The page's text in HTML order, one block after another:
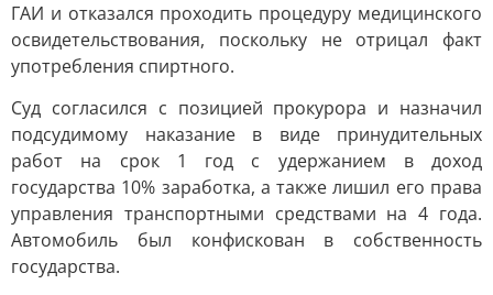
ГАИ и отказался проходить процедуру медицинского
освидетельствования, поскольку не отрицал факт
употребления спиртного.
Суд согласился с позицией прокурора и назначил
подсудимому наказание в виде принудительных
работ на срок 1 год с удержанием в доход
государства 10% заработка, а также лишил его права
управления транспортными средствами на 4 года.
Автомобиль был конфискован в собственность
государства.